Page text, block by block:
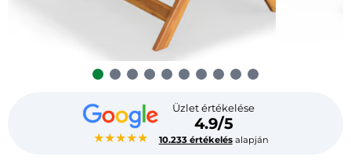
★★★★★
Üzlet értékelése
4.9/5
10.233 értékelésalapján